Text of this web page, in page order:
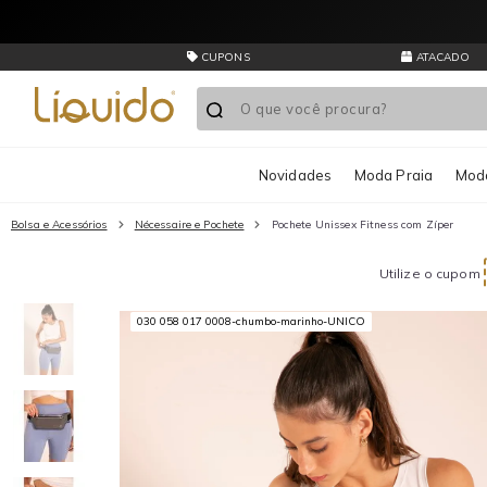
CUPONS ATACADO
Novidades Moda Praia
Bolsa e Acessórios Nécessaire e Pochete Pochete Unissex Fitness com Zíper
Utilize o cupom
030 058 017 0008-chumbo-marinho-UNICO